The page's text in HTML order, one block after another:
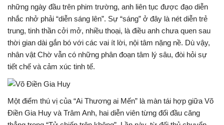
những ngày đầu trên phim trường, anh liên tục được đạo diễn
nhắc nhở phải “diễn sáng lên”. Sự “sáng” ở đây là nét diễn trẻ
trung, tinh thần cởi mở, nhiều thoại, là điều anh chưa quen sau
thời gian dài gắn bó với các vai ít lời, nội tâm nặng nề. Dù vậy,
nhân vật Chờ vẫn có những phân đoạn tâm lý sâu, đòi hỏi sự
tiết chế và cảm xúc tinh tế.
Một điểm thú vị của “Ai Thương ai Mến” là màn tái hợp giữa Võ
Điền Gia Huy và Trâm Anh, hai diễn viên từng đối đầu căng